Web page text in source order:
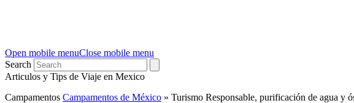
Open mobile menuClose mobile menu
Search
Articulos y Tips de Viaje en Mexico
Campamentos Campamentos de México » Turismo Responsable, purificación de agua y